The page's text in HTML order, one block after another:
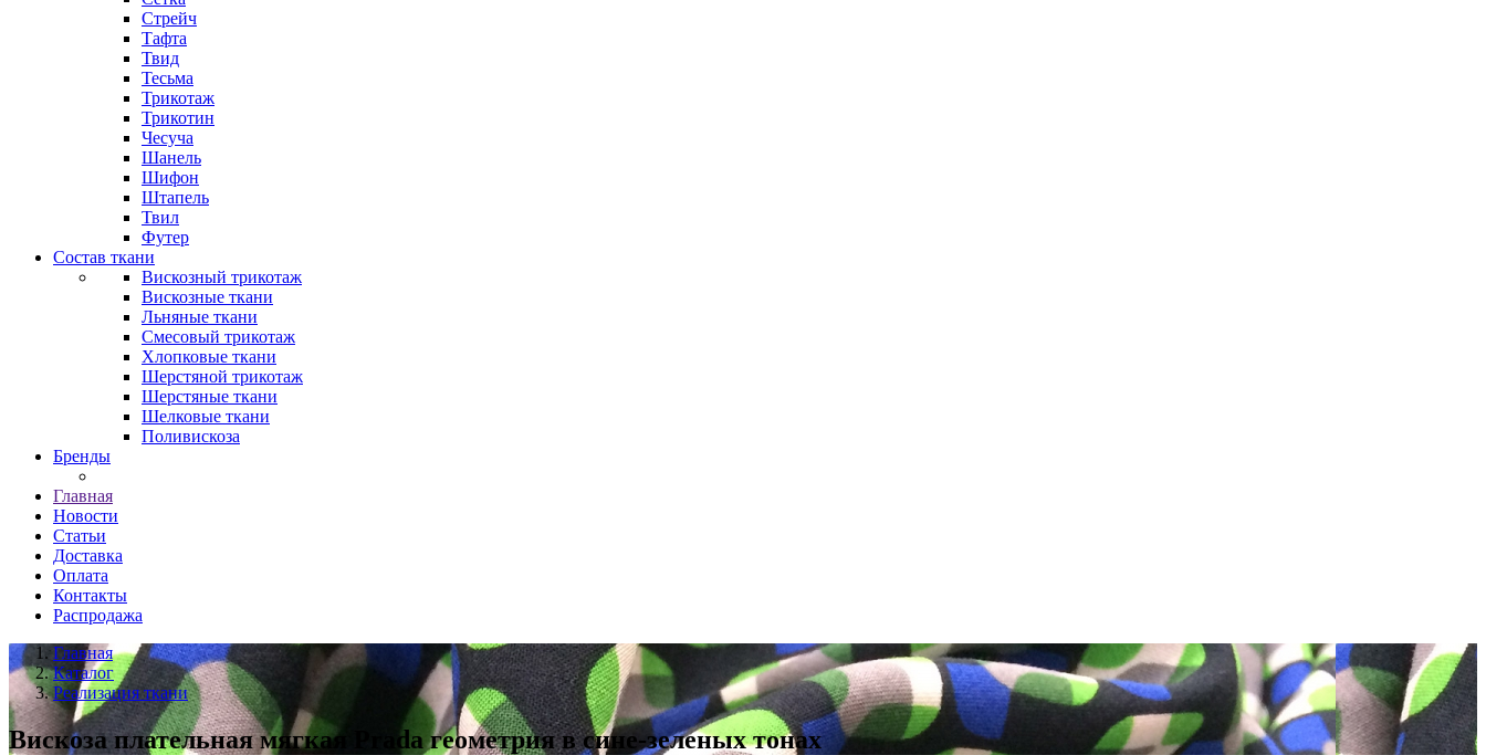
Стрейч
Тафта
Твид
Тесьма
Трикотаж
Трикотин
Чесуча
Шанель
Шифон
Штапель
Твил
Футер
Состав ткани
Вискозный трикотаж
Вискозные ткани
Льняные ткани
Смесовый трикотаж
Хлопковые ткани
Шерстяной трикотаж
Шерстяные ткани
Шелковые ткани
Поливискоза
Бренды
Главная
Новости
Статьи
Доставка
Оплата
Контакты
Распродажа
Главная
Каталог
Реализация ткани
Вискоза плательная мягкая Prada геометрия в сине-зеленых тонах